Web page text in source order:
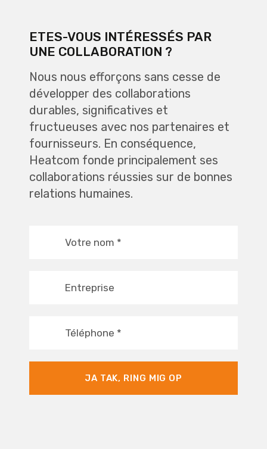
ETES-VOUS INTÉRESSÉS PAR
UNE COLLABORATION ?
Nous nous efforçons sans cesse de
développer des collaborations
durables, significatives et
fructueuses avec nos partenaires et
fournisseurs. En conséquence,
Heatcom fonde principalement ses
collaborations réussies sur de bonnes
relations humaines.
Votre nom *
Entreprise
Téléphone *
JA TAK, RING MIG OP